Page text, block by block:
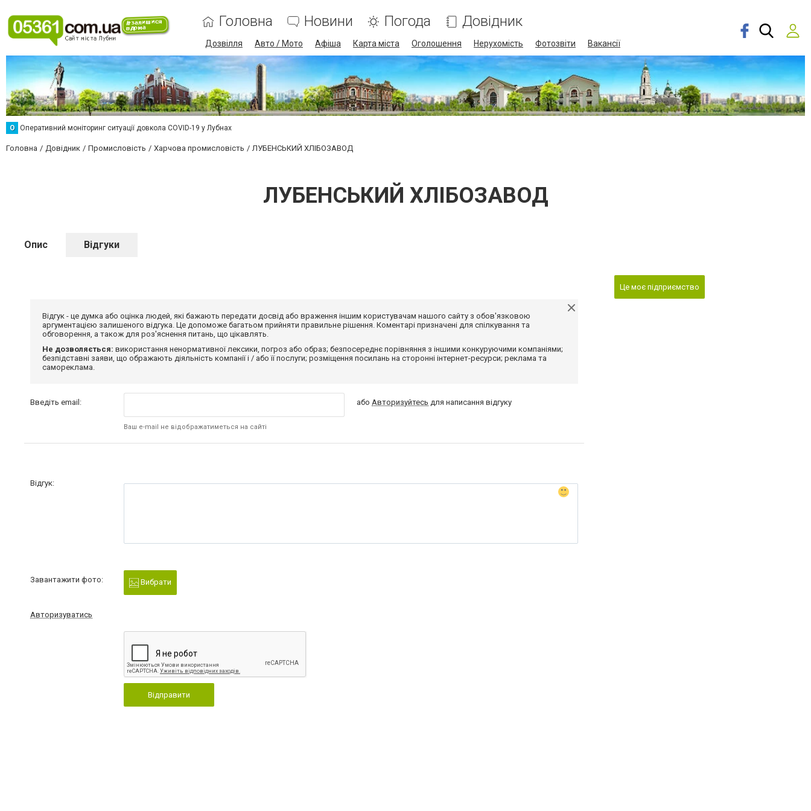
Головна Новини Погода Довідник
Дозвілля Авто / Мото Афіша Карта міста Оголошення Нерухомість Фотозвіти Вакансії
О Оперативний моніторинг ситуації довкола COVID-19 у Лубнах
Головна Довідник Промисловість Харчова промисловість ЛУБЕНСЬКИЙ ХЛІБОЗАВОД
ЛУБЕНСЬКИЙ ХЛІБОЗАВОД
Опис Відгуки
Відгук - це думка або оцінка людей, які бажають передати досвід або враження іншим користувачам нашого сайту з обов'язковою
аргументацією залишеного відгука. Це допоможе багатьом прийняти правильне рішення. Коментарі призначені для спілкування та
обговорення, а також для роз'яснення питань, що цікавлять.
Не дозволяється: використання ненормативної лексики, погроз або образ; безпосереднє порівняння з іншими конкуруючими компаніями;
безпідставні заяви, що ображають діяльність компанії і / або її послуги; розміщення посилань на сторонні інтернет-ресурси; реклама та
самореклама.
Введіть email:
Ваш e-mail не відображатиметься на сайті
абоАвторизуйтесь для написання відгуку
Відгук:
Завантажити фото: Вибрати
Авторизуватись
Відправити
Це моє підприємство